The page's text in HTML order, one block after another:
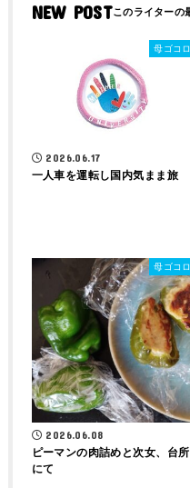
NEW POST
母ゴコロ
2026.06.17
一人車を運転し国内気まま旅
母ゴコロ
2026.06.08
ピーマンの肉詰めと次女、台所
にて